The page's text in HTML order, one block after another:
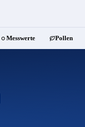
Messwerte Pollen